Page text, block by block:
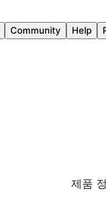
Community Help
제품